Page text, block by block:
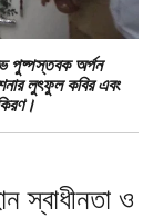
পুষ্পস্তবক অর্পন
লুৎফুল কবির এবং
স্বাধীনতা ও